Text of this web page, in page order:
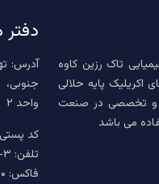
تاک رزین کاوه
اکریلیک پایه حلالی
و تخصصی در صنعت
می باشد
دفتر
آدرس:
واحد ۲
کد پستی:
تلفن: ۳-۸۸۲۱۱۲۳۱ (۰۲۱)
فاکس: ۸۸۲۱۱۲۳۰